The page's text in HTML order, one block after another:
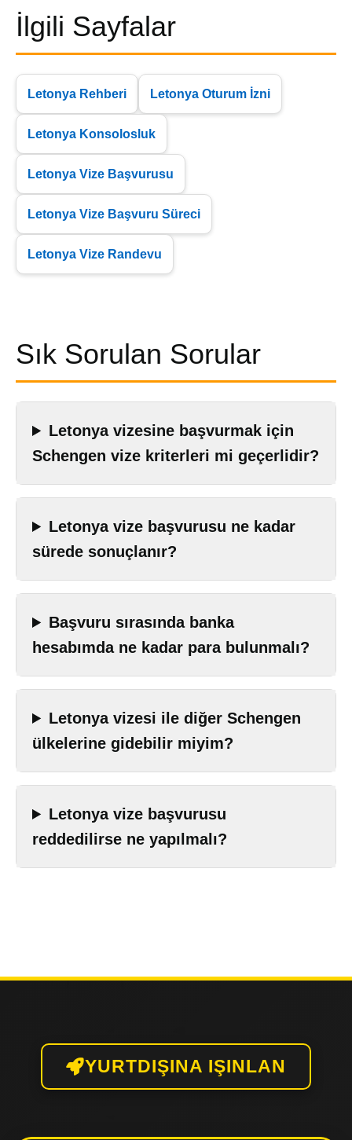
İlgili Sayfalar
Letonya Rehberi Letonya Oturum İzni
Letonya Konsolosluk
Letonya Vize Başvurusu
Letonya Vize Başvuru Süreci
Letonya Vize Randevu
Sık Sorulan Sorular
Letonya vizesine başvurmak için
Schengen vize kriterleri mi geçerlidir?
Letonya vize başvurusu ne kadar
sürede sonuçlanır?
Başvuru sırasında banka
hesabımda ne kadar para bulunmalı?
Letonya vizesi ile diğer Schengen
ülkelerine gidebilir miyim?
Letonya vize başvurusu
reddedilirse ne yapılmalı?
YURTDIŞINA IŞINLAN